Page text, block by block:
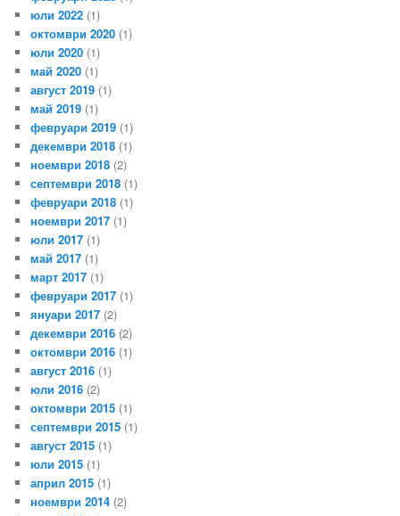
юли 2022 (1)
октомври 2020 (1)
юли 2020 (1)
май 2020 (1)
август 2019 (1)
май 2019 (1)
февруари 2019 (1)
декември 2018 (1)
ноември 2018 (2)
септември 2018 (1)
февруари 2018 (1)
ноември 2017 (1)
юли 2017 (1)
май 2017 (1)
март 2017 (1)
февруари 2017 (1)
януари 2017 (2)
декември 2016 (2)
октомври 2016 (1)
август 2016 (1)
юли 2016 (2)
октомври 2015 (1)
септември 2015 (1)
август 2015 (1)
юли 2015 (1)
април 2015 (1)
ноември 2014 (2)